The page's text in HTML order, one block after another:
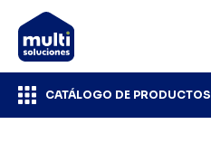
CATÁLOGO DE PRODUCTOS